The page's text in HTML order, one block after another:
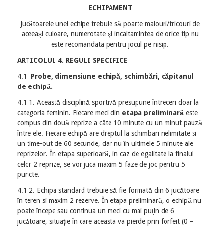
ECHIPAMENT
Jucătoarele unei echipe trebuie să poarte maiouri/tricouri de
aceeaşi culoare, numerotate şi incaltamintea de orice tip nu
este recomandata pentru jocul pe nisip.
ARTICOLUL 4. REGULI SPECIFICE
4.1. Probe, dimensiune echipă, schimbări, căpitanul
de echipă.
4.1.1. Această disciplină sportivă presupune întreceri doar la
categoria feminin. Fiecare meci din etapa preliminară este
compus din două reprize a câte 10 minute cu un minut pauză
între ele. Fiecare echipă are dreptul la schimbari nelimitate si
un time-out de 60 secunde, dar nu în ultimele 5 minute ale
reprizelor. În etapa superioară, in caz de egalitate la finalul
celor 2 reprize, se vor juca maxim 5 faze de joc pentru 5
puncte.
4.1.2. Echipa standard trebuie să fie formată din 6 jucătoare
în teren si maxim 2 rezerve. În etapa preliminară, o echipă nu
poate începe sau continua un meci cu mai puţin de 6
jucătoare, situaţie în care aceasta va pierde prin forfeit (0 –